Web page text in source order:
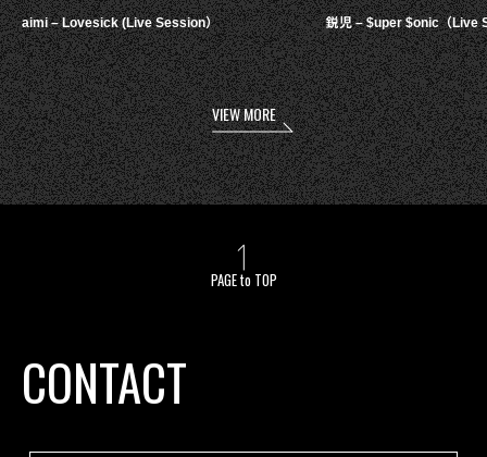
aimi – Lovesick (Live Session） 鋭児 – $uper $onic（Live
VIEW MORE
PAGE to TOP
CONTACT